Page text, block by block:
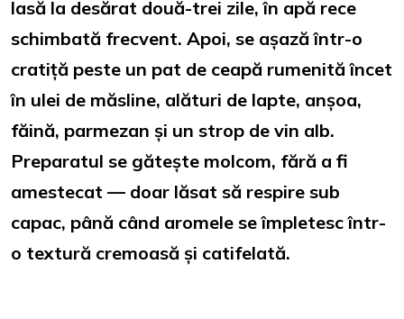
lasă la desărat două-trei zile, în apă rece
schimbată frecvent. Apoi, se așază într-o
cratiță peste un pat de ceapă rumenită încet
în ulei de măsline, alături de lapte, anșoa,
făină, parmezan și un strop de vin alb.
Preparatul se gătește molcom, fără a fi
amestecat — doar lăsat să respire sub
capac, până când aromele se împletesc într-
o textură cremoasă și catifelată.